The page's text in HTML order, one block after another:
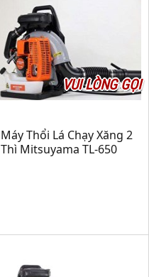
VUI LÒNG GỌI
Máy Thổi Lá Chạy Xăng 2
Thì Mitsuyama TL-650